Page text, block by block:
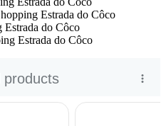
Estrada do Côco
Estrada do Côco
Estrada do Côco